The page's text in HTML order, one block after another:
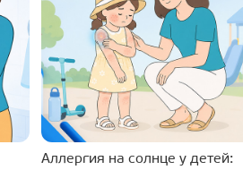
Аллергия на солнце у детей: